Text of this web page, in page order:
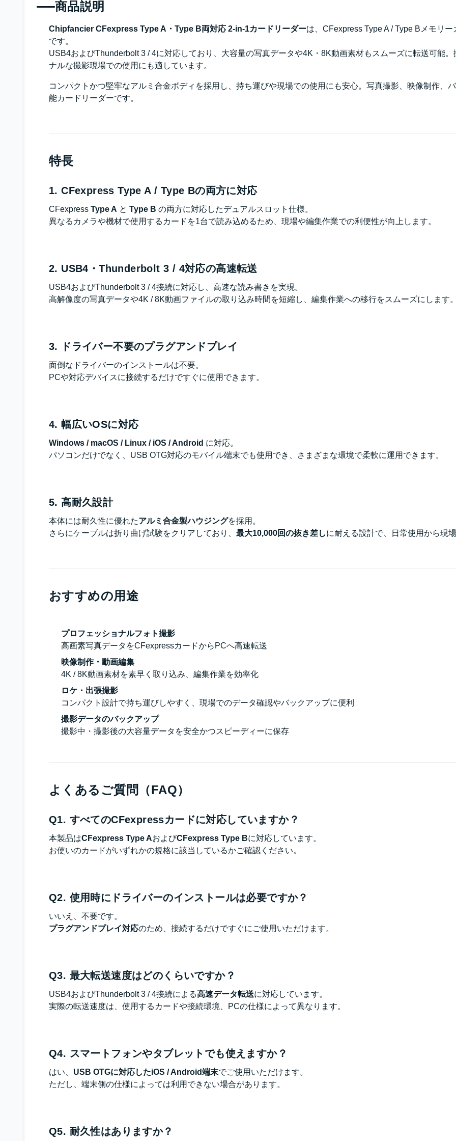
商品説明
Chipfancier CFexpress Type A・Type B両対応 2-in-1カードリーダーは、CFexpress Type A / Type Bメモリ
です。
USB4およびThunderbolt 3 / 4に対応しており、大容量の写真データや4K・8K動画素材もスムーズに転送可能
ナルな撮影現場での使用にも適しています。
コンパクトかつ堅牢なアルミ合金ボディを採用し、持ち運びや現場での使用にも安心。写真撮影、映像制作、
能カードリーダーです。
特長
1. CFexpress Type A / Type Bの両方に対応
CFexpress Type A と Type B の両方に対応したデュアルスロット仕様。
異なるカメラや機材で使用するカードを1台で読み込めるため、現場や編集作業での利便性が向上します。
2. USB4・Thunderbolt 3 / 4対応の高速転送
USB4およびThunderbolt 3 / 4接続に対応し、高速な読み書きを実現。
高解像度の写真データや4K / 8K動画ファイルの取り込み時間を短縮し、編集作業への移行をスムーズにします
3. ドライバー不要のプラグアンドプレイ
面倒なドライバーのインストールは不要。
PCや対応デバイスに接続するだけですぐに使用できます。
4. 幅広いOSに対応
Windows / macOS / Linux / iOS / Android に対応。
パソコンだけでなく、USB OTG対応のモバイル端末でも使用でき、さまざまな環境で柔軟に運用できます。
5. 高耐久設計
本体には耐久性に優れたアルミ合金製ハウジングを採用。
さらにケーブルは折り曲げ試験をクリアしており、 最大10,000回の抜き差しに耐える設計で、日常使用から現
おすすめの用途
プロフェッショナルフォト撮影
高画素写真データをCFexpressカードからPCへ高速転送
映像制作・動画編集
4K / 8K動画素材を素早く取り込み、編集作業を効率化
ロケ・出張撮影
コンパクト設計で持ち運びしやすく、現場でのデータ確認やバックアップに便利
撮影データのバックアップ
撮影中・撮影後の大容量データを安全かつスピーディーに保存
よくあるご質問（FAQ）
Q1. すべてのCFexpressカードに対応していますか？
本製品はCFexpress Type AおよびCFexpress Type Bに対応しています。
お使いのカードがいずれかの規格に該当しているかご確認ください。
Q2. 使用時にドライバーのインストールは必要ですか？
いいえ、不要です。
プラグアンドプレイ対応のため、接続するだけですぐにご使用いただけます。
Q3. 最大転送速度はどのくらいですか？
USB4およびThunderbolt 3 / 4接続による高速データ転送に対応しています。
実際の転送速度は、使用するカードや接続環境、PCの仕様によって異なります。
Q4. スマートフォンやタブレットでも使えますか？
はい、 USB OTGに対応したiOS / Android端末でご使用いただけます。
ただし、端末側の仕様によっては利用できない場合があります。
Q5. 耐久性はありますか？